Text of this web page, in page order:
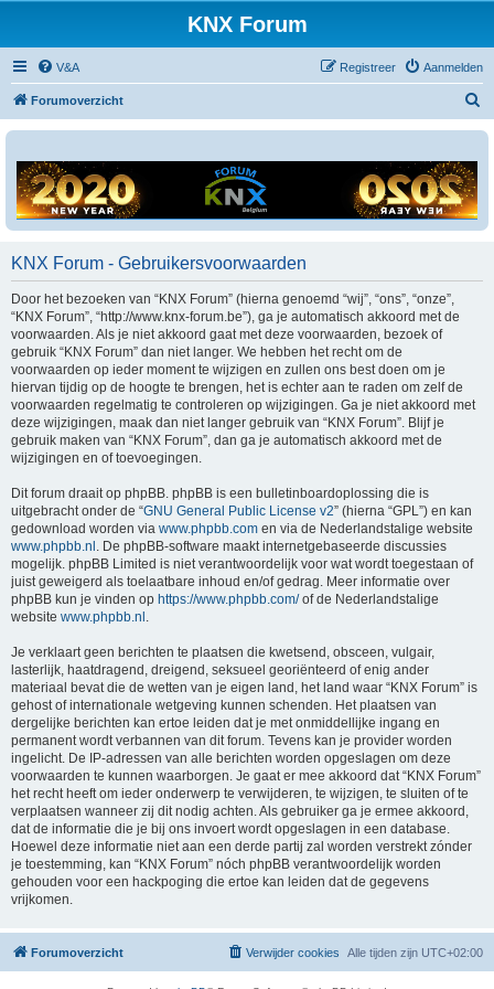
KNX Forum
V&A Aanmelden
Registreer
Forumoverzicht
KNX Forum - Gebruikersvoorwaarden
Door het bezoeken van “KNX Forum” (hierna genoemd “wij”, “ons”, “onze”,
“KNX Forum”, “http://www.knx-forum.be”), ga je automatisch akkoord met de
voorwaarden. Als je niet akkoord gaat met deze voorwaarden, bezoek of
gebruik “KNX Forum” dan niet langer. We hebben het recht om de
voorwaarden op ieder moment te wijzigen en zullen ons best doen om je
hiervan tijdig op de hoogte te brengen, het is echter aan te raden om zelf de
voorwaarden regelmatig te controleren op wijzigingen. Ga je niet akkoord met
deze wijzigingen, maak dan niet langer gebruik van “KNX Forum”. Blijf je
gebruik maken van “KNX Forum”, dan ga je automatisch akkoord met de
wijzigingen en of toevoegingen.
Dit forum draait op phpBB. phpBB is een bulletinboardoplossing die is
uitgebracht onder de “GNU General Public License v2” (hierna “GPL”) en kan
gedownload worden via www.phpbb.com en via de Nederlandstalige website
www.phpbb.nl . De phpBB-software maakt internetgebaseerde discussies
mogelijk. phpBB Limited is niet verantwoordelijk voor wat wordt toegestaan of
juist geweigerd als toelaatbare inhoud en/of gedrag. Meer informatie over
phpBB kun je vinden op https://www.phpbb.com/of de Nederlandstalige
website www.phpbb.nl .
Je verklaart geen berichten te plaatsen die kwetsend, obsceen, vulgair,
lasterlijk, haatdragend, dreigend, seksueel georiënteerd of enig ander
materiaal bevat die de wetten van je eigen land, het land waar “KNX Forum” is
gehost of internationale wetgeving kunnen schenden. Het plaatsen van
dergelijke berichten kan ertoe leiden dat je met onmiddellijke ingang en
permanent wordt verbannen van dit forum. Tevens kan je provider worden
ingelicht. De IP-adressen van alle berichten worden opgeslagen om deze
voorwaarden te kunnen waarborgen. Je gaat er mee akkoord dat “KNX Forum”
het recht heeft om ieder onderwerp te verwijderen, te wijzigen, te sluiten of te
verplaatsen wanneer zij dit nodig achten. Als gebruiker ga je ermee akkoord,
dat de informatie die je bij ons invoert wordt opgeslagen in een database.
Hoewel deze informatie niet aan een derde partij zal worden verstrekt zónder
je toestemming, kan “KNX Forum” nóch phpBB verantwoordelijk worden
gehouden voor een hackpoging die ertoe kan leiden dat de gegevens
vrijkomen.
Forumoverzicht Alle tijden zijn UTC+02:00
Verwijder cookies